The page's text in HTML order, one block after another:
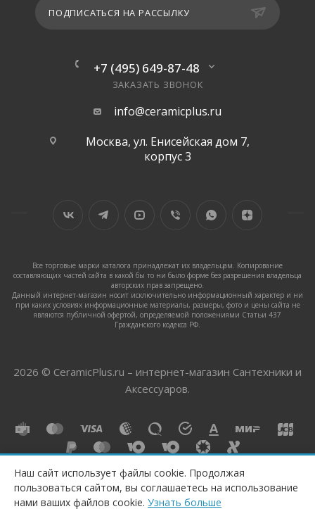
КУПИТЬ
ПОДПИСАТЬСЯ НА РАССЫЛКУ
+7 (495) 649-87-48
ЗАКАЗАТЬ ЗВОНОК
info@ceramicplus.ru
Москва, ул. Енисейская дом 7,
корпус 3
Все торговые марки каталога принадлежат их владельцам. Копирование
составляющих частей сайта в какой бы то ни было форме без разрешения владельца
авторских прав запрещено.
Данный интернет-магазин носит исключительно информационный характер и ни
при каких условиях информационные материалы, размеры, фото и цены сайта не
являются публичной офертой, определяемой положениями Статьи 437
Гражданского кодекса РФ.
2026 © CeramicPlus.ru – интернет-магазин Сантехники и
Аксессуаров.
Наш сайт использует файлы cookie. Продолжая
пользоваться сайтом, вы соглашаетесь на использование
нами ваших файлов cookie. Узнать больше